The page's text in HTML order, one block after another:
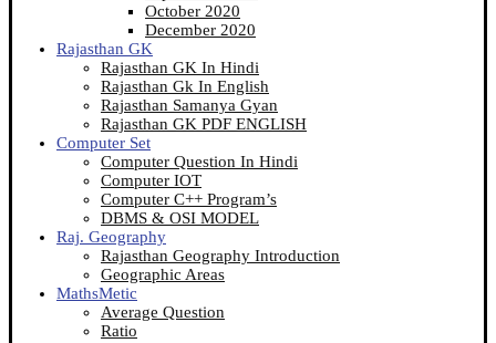
October 2020
December 2020
Rajasthan GK
Rajasthan GK In Hindi
Rajasthan Gk In English
Rajasthan Samanya Gyan
Rajasthan GK PDF ENGLISH
Computer Set
Computer Question In Hindi
Computer IOT
Computer C++ Program’s
DBMS & OSI MODEL
Raj. Geography
Rajasthan Geography Introduction
Geographic Areas
MathsMetic
Average Question
Ratio